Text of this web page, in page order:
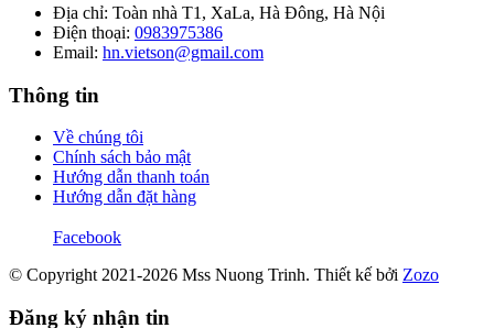
Địa chỉ: Toàn nhà T1, XaLa, Hà Đông, Hà Nội
Điện thoại: 0983975386
Email: hn.vietson@gmail.com
Thông tin
Về chúng tôi
Chính sách bảo mật
Hướng dẫn thanh toán
Hướng dẫn đặt hàng
Facebook
© Copyright 2021-2026 Mss Nuong Trinh. Thiết kế bởi Zozo
Đăng ký nhận tin